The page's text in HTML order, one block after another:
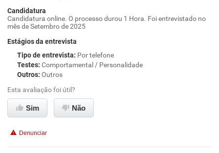
Candidatura
Candidatura online. O processo durou 1 Hora. Foi entrevistado no
mês de Setembro de 2025
Estágios da entrevista
Tipo de entrevista: Por telefone
Testes: Comportamental / Personalidade
Outros: Outros
Esta avaliação foi útil?
Sim Não
Denunciar